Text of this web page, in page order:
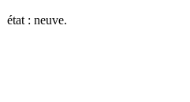
état : neuve.